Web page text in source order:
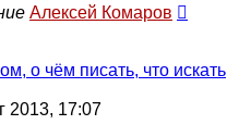
Алексей Комаров
о чём писать, что искать
2013, 17:07